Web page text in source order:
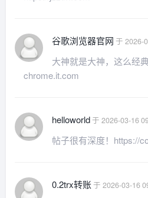
谷歌浏览器官网 于 2026-
大神就是大神，这么经
chrome.it.com
helloworld于 2026-03-16
帖子很有深度！https://
0.2trx转账于 2026-03-16